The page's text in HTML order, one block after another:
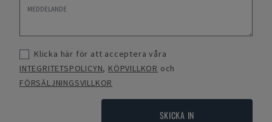
Klicka här för att acceptera våra
INTEGRITETSPOLICYN, KÖPVILLKOR och
FÖRSÄLJNINGSVILLKOR
SKICKA IN